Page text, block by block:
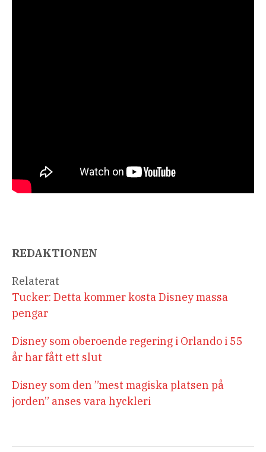
REDAKTIONEN
Relaterat
Tucker: Detta kommer kosta Disney massa
pengar
Disney som oberoende regering i Orlando i 55
år har fått ett slut
Disney som den ”mest magiska platsen på
jorden” anses vara hyckleri